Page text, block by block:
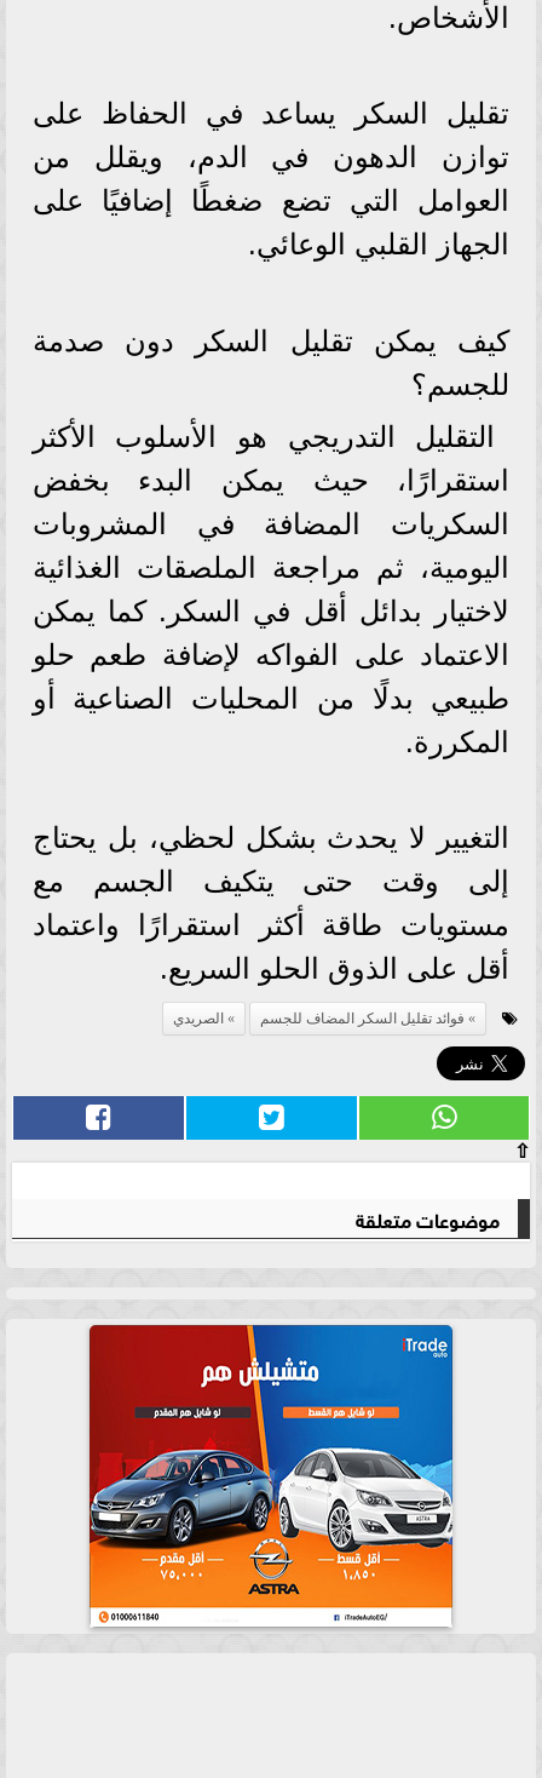
الأشخاص.
تقليل السكر يساعد في الحفاظ على
توازن الدهون في الدم، ويقلل من
العوامل التي تضع ضغطًا إضافيًا على
الجهاز القلبي الوعائي.
كيف يمكن تقليل السكر دون صدمة
للجسم؟
التقليل التدريجي هو الأسلوب الأكثر
استقرارًا، حيث يمكن البدء بخفض
السكريات المضافة في المشروبات
اليومية، ثم مراجعة الملصقات الغذائية
لاختيار بدائل أقل في السكر. كما يمكن
الاعتماد على الفواكه لإضافة طعم حلو
طبيعي بدلًا من المحليات الصناعية أو
المكررة.
التغيير لا يحدث بشكل لحظي، بل يحتاج
إلى وقت حتى يتكيف الجسم مع
مستويات طاقة أكثر استقرارًا واعتماد
أقل على الذوق الحلو السريع.
فوائد تقليل السكر المضاف للجسم الصريدي
⇧
موضوعات متعلقة